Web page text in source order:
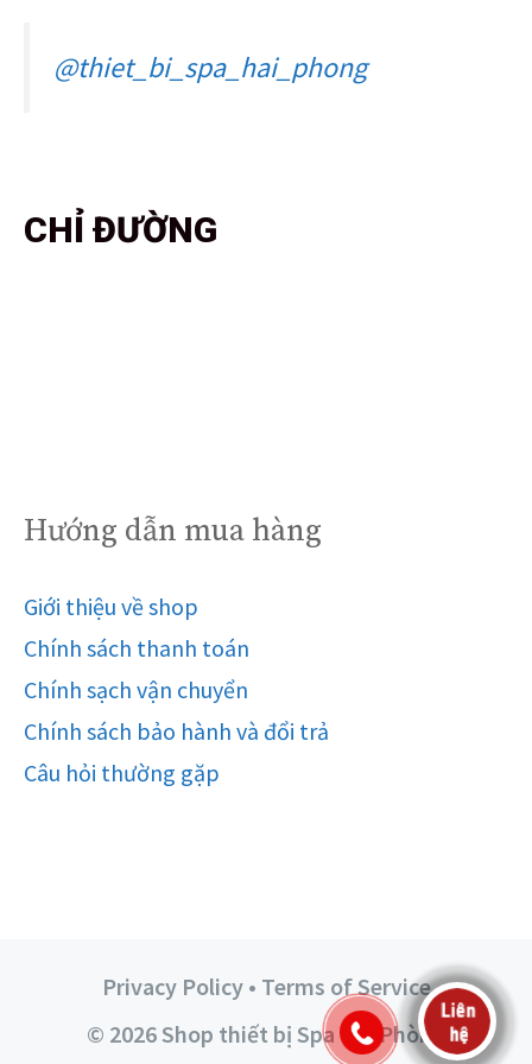
@thiet_bi_spa_hai_phong
CHỈ ĐƯỜNG
Hướng dẫn mua hàng
Giới thiệu về shop
Chính sách thanh toán
Chính sạch vận chuyển
Chính sách bảo hành và đổi trả
Câu hỏi thường gặp
Privacy Policy • Terms of Service
© 2026 Shop thiết bị Spa Hải Phòng